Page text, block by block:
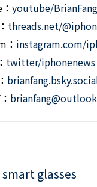
youtube/BrianFang
threads.net/
： instagram.com/
twitter/iphonenews